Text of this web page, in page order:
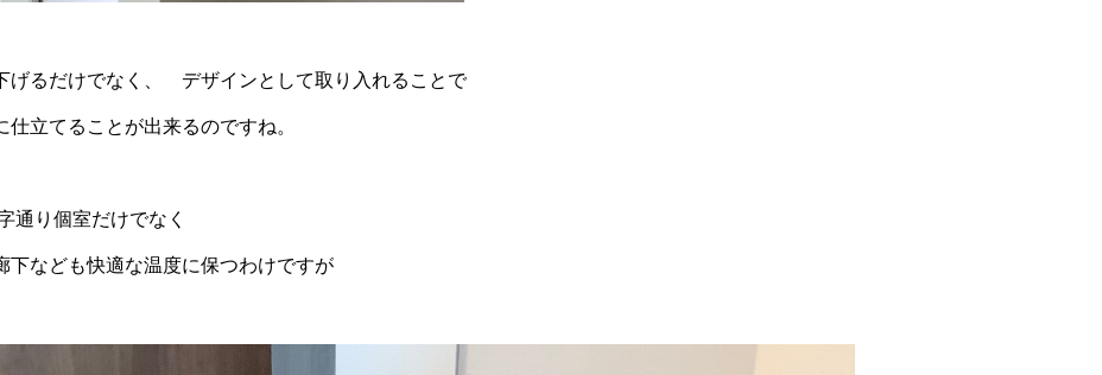
げるだけでなく、 デザインとして取り入れることで
仕立てることが出来るのですね。
通り個室だけでなく
下なども快適な温度に保つわけですが